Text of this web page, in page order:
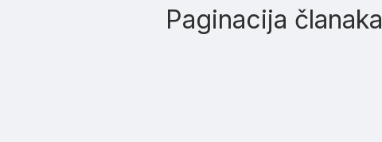
Paginacija članaka